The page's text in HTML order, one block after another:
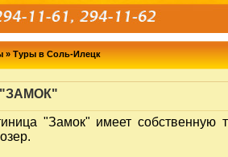
» Туры в Соль-Илецк
"ЗАМОК"
"Замок" имеет